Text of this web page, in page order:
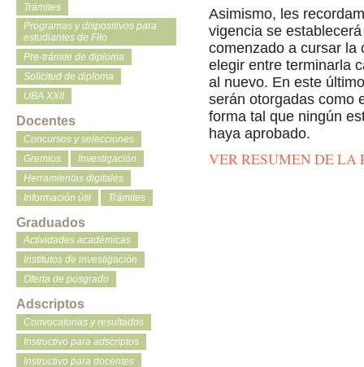
Trámites
Programas y dispositivos para
estudiantes de Filo
Pre-trámite de diploma
Solicitud de diploma
UBA XXII
Docentes
Concursos y selecciones
Gremios
Investigación
Herramientas digitales
Información útil
Trámites
Graduados
Actividades académicas
Institutos de investigación
Oferta de posgrado
Adscriptos
Convocatorias y resultados
Instructivo para adscriptos
Instructivo para docentes
Asimismo, les
vigencia se
comenzado a cursar la
elegir entre terminarla
al nuevo. En este
serán otorgadas como
forma tal que ningún
haya aprobado.
VER RESUMEN DE LA